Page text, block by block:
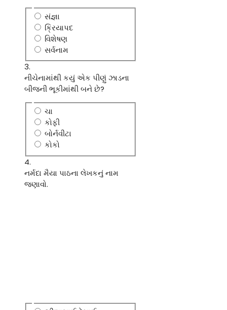
સંજ્ઞા
ક્રિયાપદ
વિશેષણ
સર્વનામ
3.
નીચેનામાંથી કયું એક પીણું ઝાડના
બીજની ભૂકીમાંથી બને છે?
ચા
કોફી
બોર્નવીટા
કોકો
4.
નર્મદા મૈયા પાઠના લેખકનું નામ
જણાવો.